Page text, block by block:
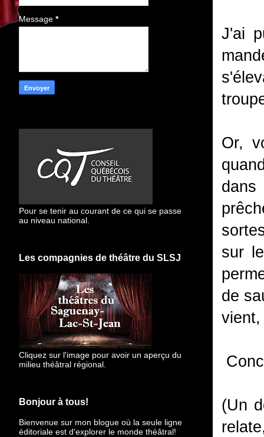
J'ai
Or,
dans
sur
de
vient,
(Un
Message *
Pour se tenir au courant de ce qui se passe
au niveau national.
Les compagnies de théâtre du SLSJ
Cliquez sur l'image pour avoir un aperçu du
milieu théâtral régional.
Bonjour à tous!
Bienvenue sur mon blogue où la seule ligne
éditoriale est d'explorer le monde théâtral!